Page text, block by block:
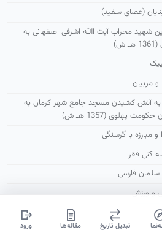
تبدیل تاریخ مقاله‌ها ورود
(عصای سفید)
شهید محراب آیت االله اشرفی اصفهانی به
ش)
و مربیان
به آتش كشیدن مسجد جامع شهر كرمان به
پهلوی (1357 هـ ش)
مبارزه با گرسنگی
کنی فقر
سلمان فارسی
و ورزش